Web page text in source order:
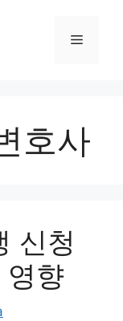
Menu
호사
신청
영향